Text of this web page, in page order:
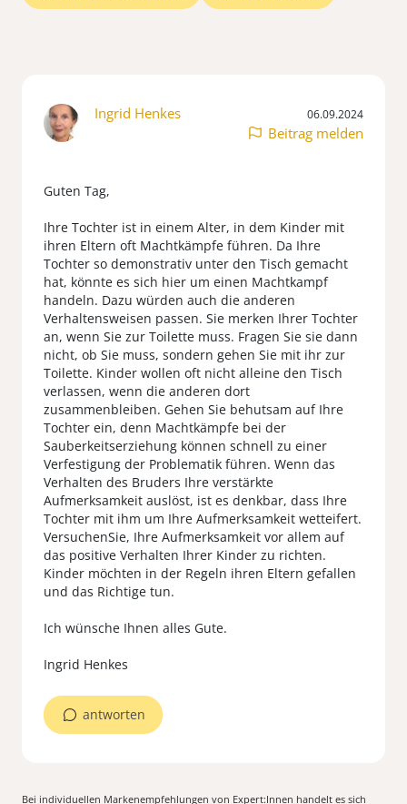
Ingrid Henkes 06.09.2024
Beitrag melden
Guten Tag,
Ihre Tochter ist in einem Alter, in dem Kinder mit
ihren Eltern oft Machtkämpfe führen. Da Ihre
Tochter so demonstrativ unter den Tisch gemacht
hat, könnte es sich hier um einen Machtkampf
handeln. Dazu würden auch die anderen
Verhaltensweisen passen. Sie merken Ihrer Tochter
an, wenn Sie zur Toilette muss. Fragen Sie sie dann
nicht, ob Sie muss, sondern gehen Sie mit ihr zur
Toilette. Kinder wollen oft nicht alleine den Tisch
verlassen, wenn die anderen dort
zusammenbleiben. Gehen Sie behutsam auf Ihre
Tochter ein, denn Machtkämpfe bei der
Sauberkeitserziehung können schnell zu einer
Verfestigung der Problematik führen. Wenn das
Verhalten des Bruders Ihre verstärkte
Aufmerksamkeit auslöst, ist es denkbar, dass Ihre
Tochter mit ihm um Ihre Aufmerksamkeit wetteifert.
VersuchenSie, Ihre Aufmerksamkeit vor allem auf
das positive Verhalten Ihrer Kinder zu richten.
Kinder möchten in der Regeln ihren Eltern gefallen
und das Richtige tun.
Ich wünsche Ihnen alles Gute.
antworten
Bei individuellen Markenempfehlungen von Expert:Innen handelt es sich